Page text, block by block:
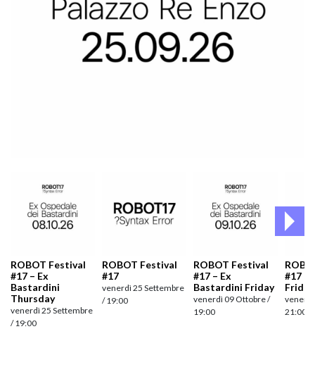
ROBOT Festival
#17 – Ex
Bastardini
Thursday
venerdì 25 Settembre
/ 19:00
ROBOT Festival
#17
venerdì 25 Settembre
/ 19:00
ROBOT Festival
#17 – Ex
Bastardini Friday
venerdì 09 Ottobre /
19:00
#17 –
Friday
21:00